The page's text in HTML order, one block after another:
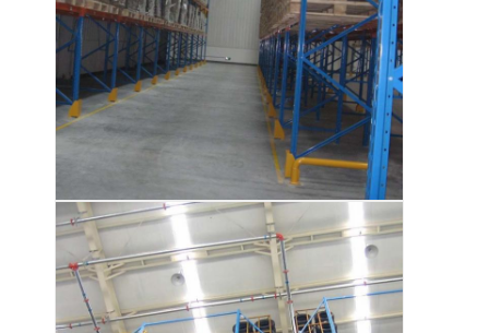
พาเล็ตอลูมิเนียม
กล่องพอลเล็ตโลหะ
กรงเครือสาย